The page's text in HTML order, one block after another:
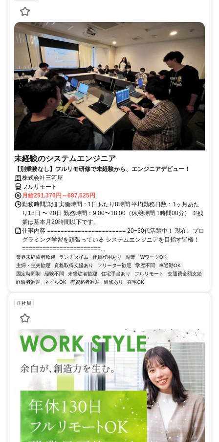
未経験のシステムエンジニア
【別業務なし】フルリモ研修で未経験から、エンジニアデビュー！
株式会社三河屋
フルリモート
月給251,370円～687,525円
勤務時間詳細 実働時間：1日あたり8時間 平均勤務日数：1ヶ月あた
り18日 〜 20日 勤務時間：9:00〜18:00（休憩時間 1時間00分） ※残
業は基本月20時間以下です。
仕事内容 ======================= 20−30代活躍中！ 現在、プロ
グラミング学習を頑張っている システムエンジニアを目指す皆様！
=======================...
業界未経験者歓迎 ランチタイム 社員登用あり
副業・WワークOK
主婦・主夫歓迎
資格取得支援あり フリーター歓迎 学歴不問
車通勤OK
固定時間制
経験不問 未経験者歓迎 住宅手当あり フルリモート
交通費全額支給
経験者歓迎
ネイルOK 有資格者歓迎 研修あり 在宅OK
正社員